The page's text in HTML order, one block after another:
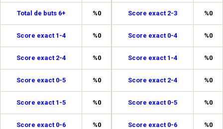
Total de buts 6+ %0
Score exact 1-4 %0
Score exact 2-4 %0
Score exact 0-5 %0
Score exact 1-5 %0
Score exact 0-6 %0
Score exact 2-3 %0
Score exact 0-4 %0
Score exact 1-4 %0
Score exact 2-4 %0
Score exact 0-5 %0
Score exact 0-6 %0